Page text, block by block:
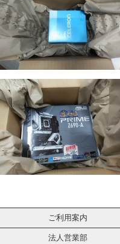
ご利用案内
法人営業部